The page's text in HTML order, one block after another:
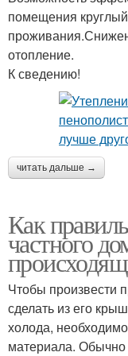
помещения
отопление.
К сведению!
читать дальше →
Как
частного
Чтобы произвести
сделать из его
холода,
материала. Обычно